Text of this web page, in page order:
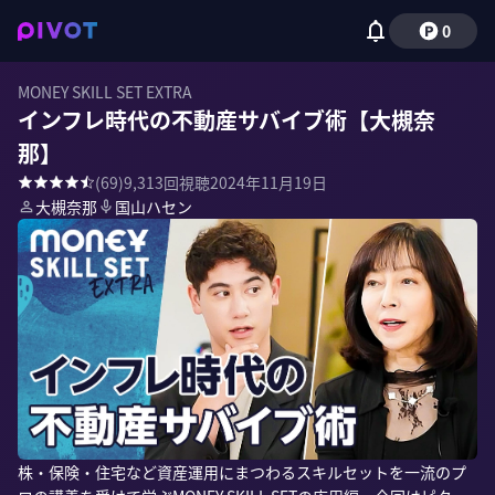
0
MONEY SKILL SET EXTRA
インフレ時代の不動産サバイブ術【大槻奈
那】
(69)9,313回視聴2024年11月19日
大槻奈那
国山ハセン
株・保険・住宅など資産運用にまつわるスキルセットを一流のプ